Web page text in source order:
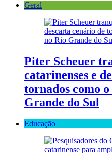
Geral
Piter Scheuer
catarinenses e
tornados como
Grande do Sul
Educação